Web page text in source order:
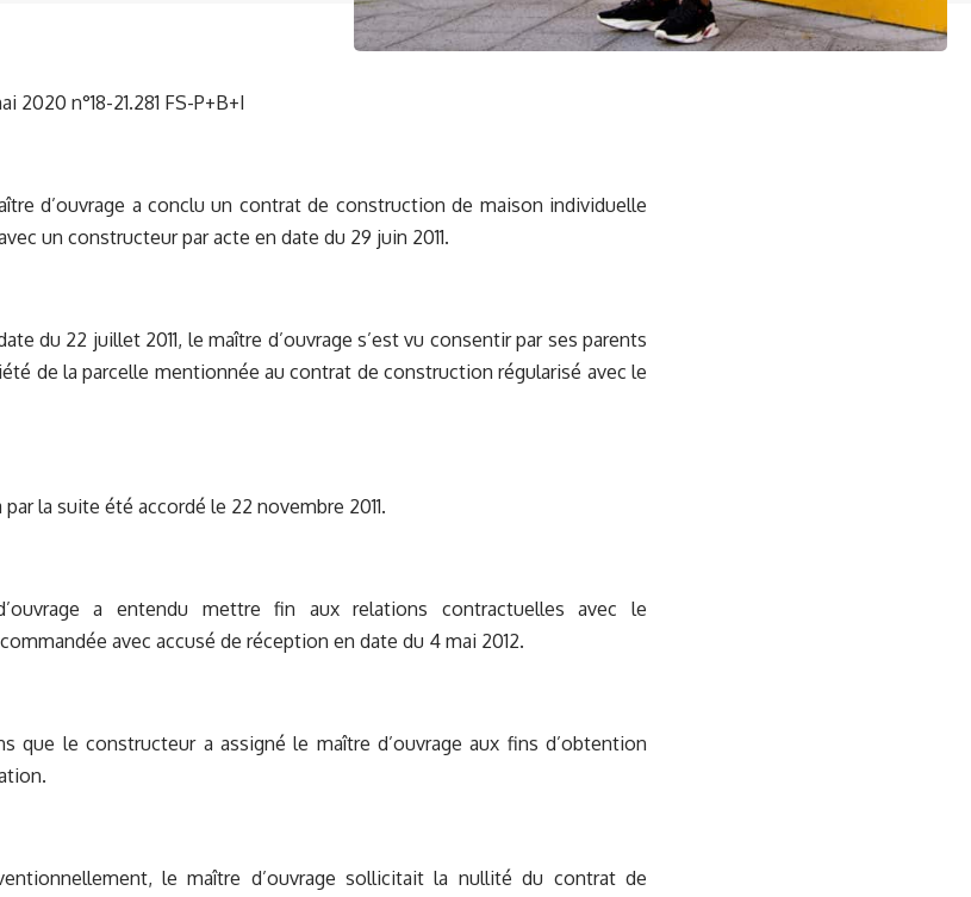
2020 n°18-21.281 FS-P+B+I
d’ouvrage a conclu un contrat de construction de maison individuelle
un constructeur par acte en date du 29 juin 2011.
du 22 juillet 2011, le maître d’ouvrage s’est vu consentir par ses parents
de la parcelle mentionnée au contrat de construction régularisé avec le
la suite été accordé le 22 novembre 2011.
a entendu mettre fin aux relations contractuelles avec le
avec accusé de réception en date du 4 mai 2012.
que le constructeur a assigné le maître d’ouvrage aux fins d’obtention
le maître d’ouvrage sollicitait la nullité du contrat de